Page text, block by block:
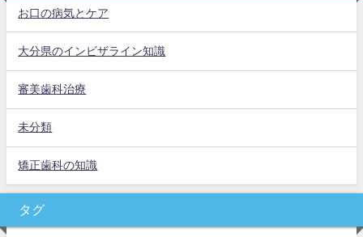
お口の病気とケア
大分県のインビザライン知識
審美歯科治療
未分類
矯正歯科の知識
タグ